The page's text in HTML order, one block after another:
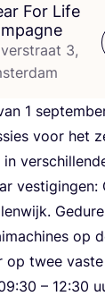
For Life
3,
1
voor het
ves­ti­gin­gen:
op
op twee
:30 – 12:30